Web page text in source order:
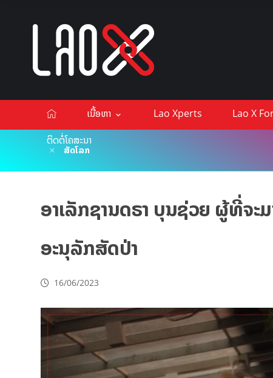
ເນື້ອຫາ Lao Xperts Lao X
ຕິດຕໍ່ໂຄສະນາ
ສັດໂລກ
ອາເລັກຊານດຣາ ບຸນຊ່ວຍ ຜູ້ທີ່ຈ
ອະນຸລັກສັດປ່າ
16/06/2023